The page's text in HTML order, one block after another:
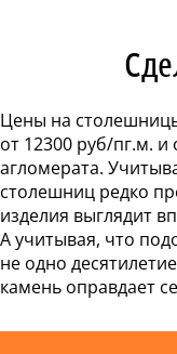
Цены на
от 12300 руб/пг.м. и
агломерата.
столешниц редко
изделия выглядит
А учитывая, что
не одно
камень оправдает